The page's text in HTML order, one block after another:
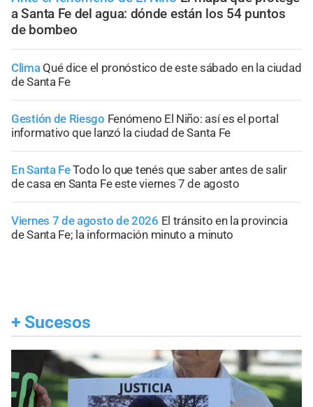
a Santa Fe del agua: dónde están los 54 puntos
de bombeo
Clima Qué dice el pronóstico de este sábado en la ciudad
de Santa Fe
Gestión de Riesgo Fenómeno El Niño: así es el portal
informativo que lanzó la ciudad de Santa Fe
En Santa FeTodo lo que tenés que saber antes de salir
de casa en Santa Fe este viernes 7 de agosto
Viernes 7 de agosto de 2026 El tránsito en la provincia
de Santa Fe; la información minuto a minuto
+ Sucesos